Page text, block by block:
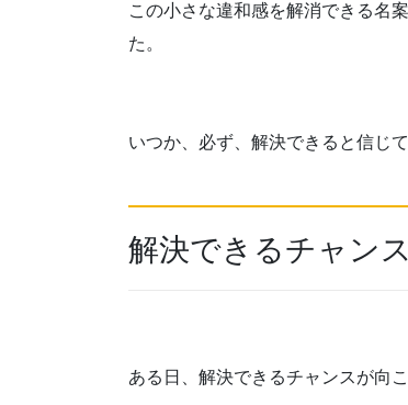
この小さな違和感を解消できる名
た。
いつか、必ず、解決できると信じて
解決できるチャン
ある日、解決できるチャンスが向